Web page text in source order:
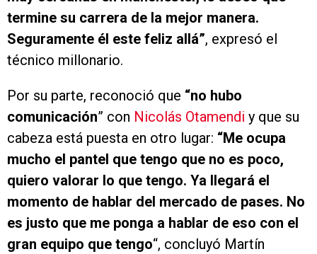
termine su carrera de la mejor manera.
Seguramente él este feliz allá”, expresó el
técnico millonario.
Por su parte, reconoció que “no hubo
comunicación” con Nicolás Otamendi y que su
cabeza está puesta en otro lugar: “Me ocupa
mucho el pantel que tengo que no es poco,
quiero valorar lo que tengo. Ya llegará el
momento de hablar del mercado de pases. No
es justo que me ponga a hablar de eso con el
gran equipo que tengo“, concluyó Martín